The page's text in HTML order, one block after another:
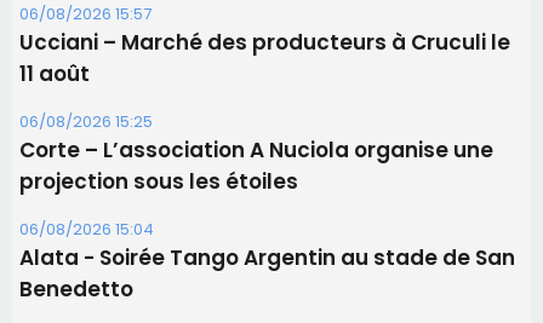
06/08/2026 15:57
Ucciani – Marché des producteurs à Cruculi le
11 août
06/08/2026 15:25
Corte – L’association A Nuciola organise une
projection sous les étoiles
06/08/2026 15:04
Alata - Soirée Tango Argentin au stade de San
Benedetto